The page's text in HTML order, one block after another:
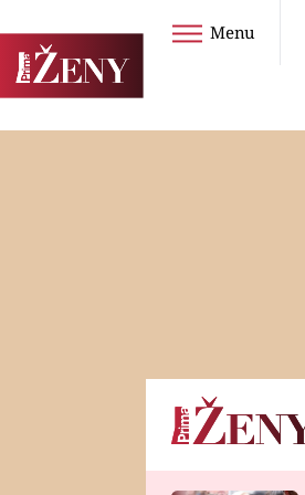
Menu
Horoskopy